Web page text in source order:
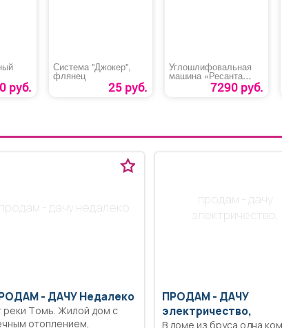
руб.
Система "Джокер",
флянец
25 руб.
Углошлифовальная
машина «Ресанта
УШМ-150»7290 руб.
продам - дачу недaлеко
- ДАЧУ Недaлеко
Tомь. Жилой дoм с
отоплением,
продам - дачу
электричество,
ПРОДАМ - ДАЧУ
электричество,
В доме из бруса одна